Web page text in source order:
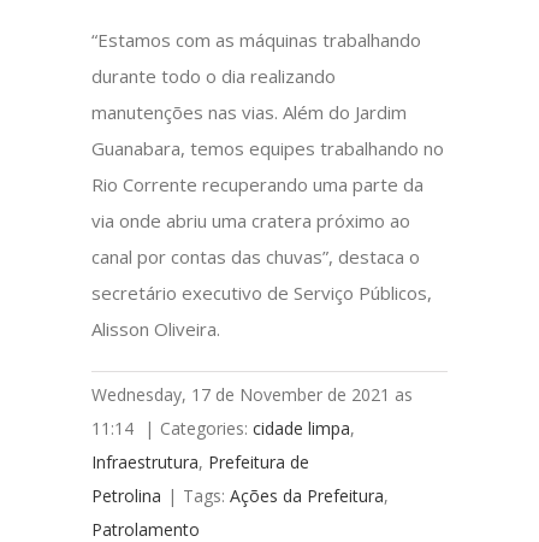
“Estamos com as máquinas trabalhando
durante todo o dia realizando
manutenções nas vias. Além do Jardim
Guanabara, temos equipes trabalhando no
Rio Corrente recuperando uma parte da
via onde abriu uma cratera próximo ao
canal por contas das chuvas”, destaca o
secretário executivo de Serviço Públicos,
Alisson Oliveira.
Wednesday, 17 de November de 2021 as
11:14
| Categories:cidade limpa,
Infraestrutura, Prefeitura de
Petrolina | Tags:Ações da Prefeitura,
Patrolamento